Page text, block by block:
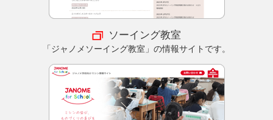
ソーイング教室
「ジャノメソーイング教室」の情報サイトです。